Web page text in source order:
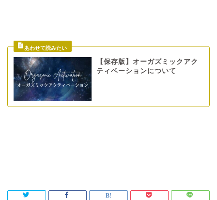
【保存版】オーガズミックアク
ティベーションについて